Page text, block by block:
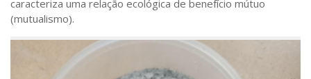
caracteriza uma relação ecológica de benefício mútuo
(mutualismo).